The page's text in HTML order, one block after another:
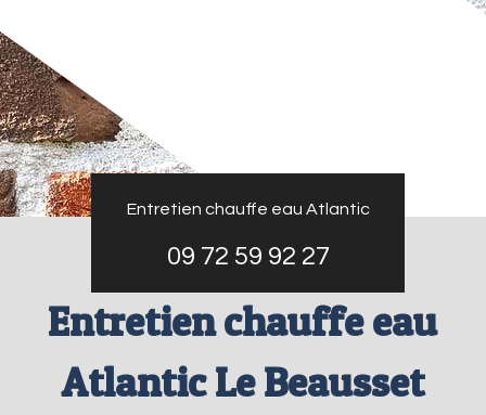
Entretien chauffe eau Atlantic
09 72 59 92 27
Entretien chauffe eau
Atlantic Le Beausset